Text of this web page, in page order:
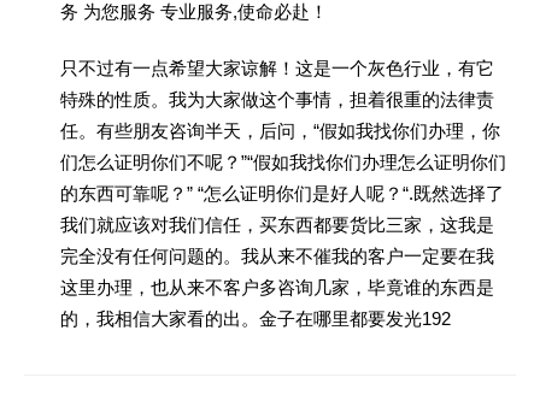
务 为您服务 专业服务,使命必赴！
只不过有一点希望大家谅解！这是一个灰色行业，有它
特殊的性质。我为大家做这个事情，担着很重的法律责
任。有些朋友咨询半天，后问，“假如我找你们办理，你
们怎么证明你们不呢？”“假如我找你们办理怎么证明你们
的东西可靠呢？” “怎么证明你们是好人呢？“.既然选择了
我们就应该对我们信任，买东西都要货比三家，这我是
完全没有任何问题的。我从来不催我的客户一定要在我
这里办理，也从来不客户多咨询几家，毕竟谁的东西是
的，我相信大家看的出。金子在哪里都要发光192